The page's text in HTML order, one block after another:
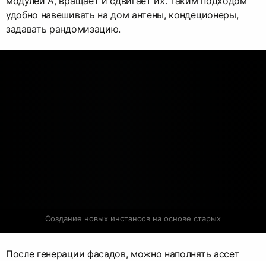
удобно навешивать на дом антены, кондеционеры,
задавать рандомизацию.
Создание новых инстансов на основе старых
После генерации фасадов, можно наполнять ассет